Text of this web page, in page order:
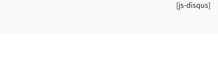
[js-disqus]